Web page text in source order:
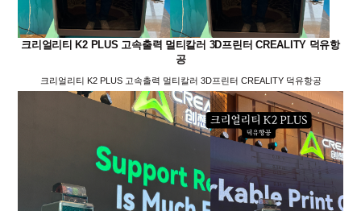
크리얼리티 K2 PLUS 고속출력 멀티칼러 3D프린터 CREALITY 덕유항
공
크리얼리티 K2 PLUS 고속출력 멀티칼러 3D프린터 CREALITY 덕유항공